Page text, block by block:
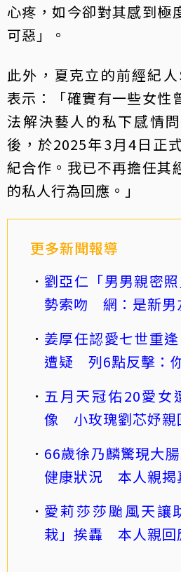
心疼，如今卻對其感到極
可惡」。
此外，夏克立的前經紀
表示：「確實有一些女性
法解決藝人的私下感情
後，於2025年3月4日正
紀合作。我已不再擔任其
的私人行為回應。」
更多新聞報導
劉亞仁「男男親密
勢索吻 網：是新男
姜厚任認愛七世重
遭疑 列6點反擊：
五月天冠佑20愛女
像 小玫瑰劉芯妤親
66歲徐乃麟驚現大
健康狀況 本人親揭
愛莉莎莎颱風天讓
栽」挨轟 本人親回